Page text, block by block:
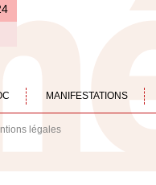
MANIFESTATIONS
légales